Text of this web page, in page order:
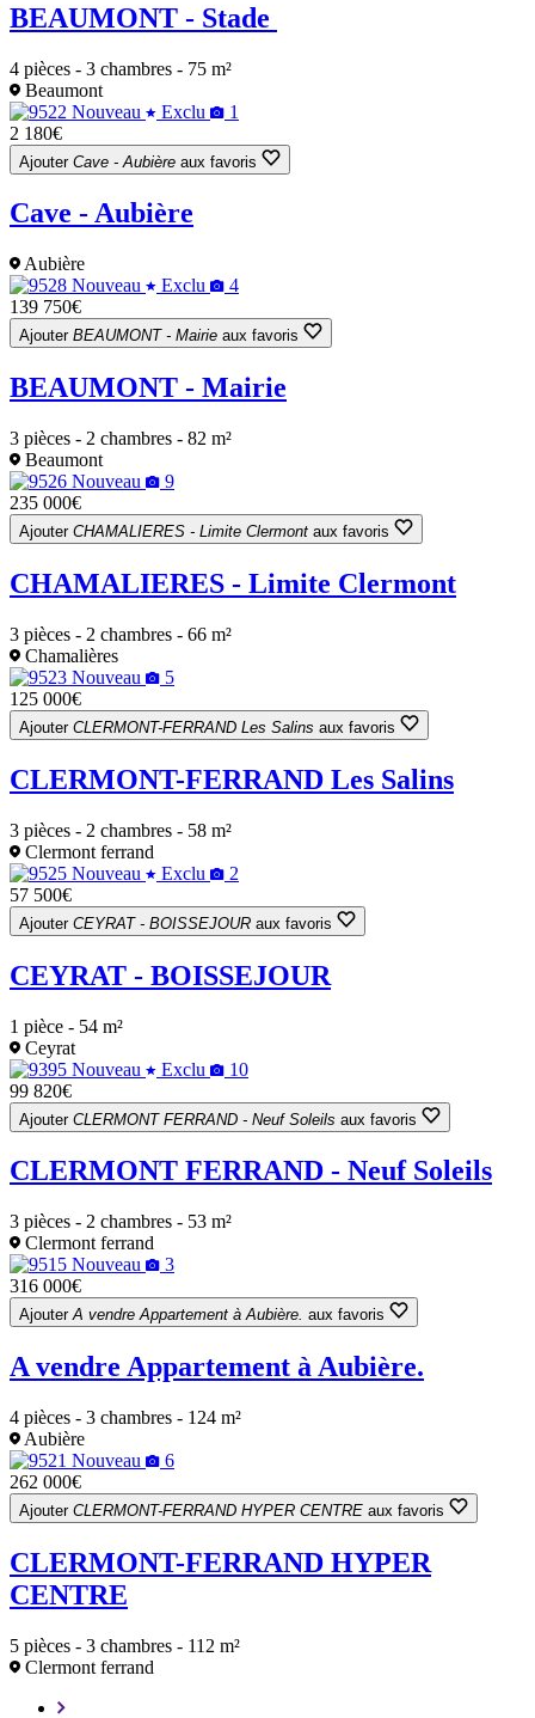
BEAUMONT - Stade
4 pièces - 3 chambres - 75 m²
Beaumont
Nouveau
Exclu
1
2 180€
Ajouter Cave - Aubière aux favoris
Cave - Aubière
Aubière
Nouveau
Exclu
4
139 750€
Ajouter BEAUMONT - Mairie aux favoris
BEAUMONT - Mairie
3 pièces - 2 chambres - 82 m²
Beaumont
Nouveau
9
235 000€
Ajouter CHAMALIERES - Limite Clermont aux favoris
CHAMALIERES - Limite Clermont
3 pièces - 2 chambres - 66 m²
Chamalières
Nouveau
5
125 000€
Ajouter CLERMONT-FERRAND Les Salins aux favoris
CLERMONT-FERRAND Les Salins
3 pièces - 2 chambres - 58 m²
Clermont ferrand
Nouveau
Exclu
2
57 500€
Ajouter CEYRAT - BOISSEJOUR aux favoris
CEYRAT - BOISSEJOUR
1 pièce - 54 m²
Ceyrat
Nouveau
Exclu
10
99 820€
Ajouter CLERMONT FERRAND - Neuf Soleils aux favoris
CLERMONT FERRAND - Neuf Soleils
3 pièces - 2 chambres - 53 m²
Clermont ferrand
Nouveau
3
316 000€
AjouterA vendre Appartement à Aubière. aux favoris
A vendre Appartement à Aubière.
4 pièces - 3 chambres - 124 m²
Aubière
Nouveau
6
262 000€
Ajouter CLERMONT-FERRAND HYPER CENTRE aux favoris
CLERMONT-FERRAND HYPER
CENTRE
5 pièces - 3 chambres - 112 m²
Clermont ferrand